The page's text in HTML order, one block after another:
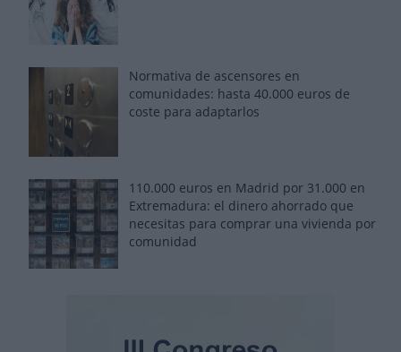
Normativa de ascensores en
comunidades: hasta 40.000 euros de
coste para adaptarlos
110.000 euros en Madrid por 31.000 en
Extremadura: el dinero ahorrado que
necesitas para comprar una vivienda por
comunidad